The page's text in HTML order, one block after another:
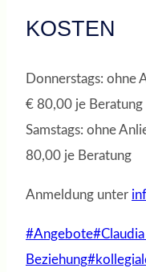
KOSTEN
Donnerstags: ohne
€ 80,00 je Beratung
Samstags: ohne
80,00 je Beratung
Anmeldung unter
Schlagworte:
#Angebote#
Beziehung#